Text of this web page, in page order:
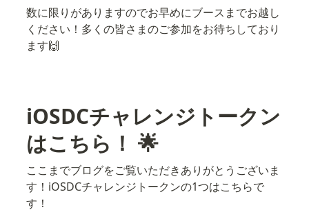
数に限りがありますのでお早めにブースまでお越し
ください！多くの皆さまのご参加をお待ちしており
ます🙌
iOSDCチャレンジトークン
はこちら！ 🌟
ここまでブログをご覧いただきありがとうございま
す！iOSDCチャレンジトークンの1つはこちらで
す！